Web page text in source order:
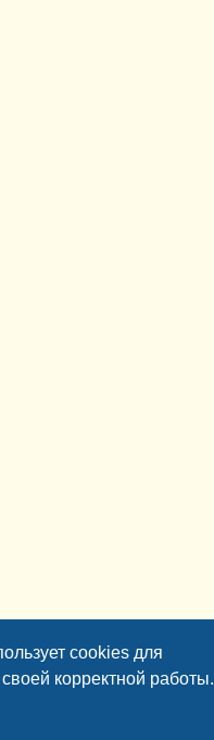
cookies для
корректной работы.